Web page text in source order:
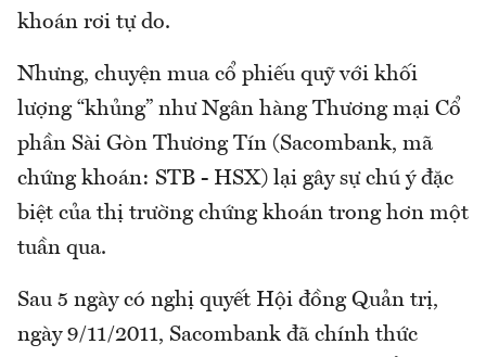
khoán rơi tự do.
Nhưng, chuyện mua cổ phiếu quỹ với khối
lượng “khủng” như Ngân hàng Thương mại Cổ
phần Sài Gòn Thương Tín (Sacombank, mã
chứng khoán: STB - HSX) lại gây sự chú ý đặc
biệt của thị trường chứng khoán trong hơn một
tuần qua.
Sau 5 ngày có nghị quyết Hội đồng Quản trị,
ngày 9/11/2011, Sacombank đã chính thức